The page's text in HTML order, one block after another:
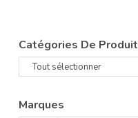
Catégories De Produit
Marques